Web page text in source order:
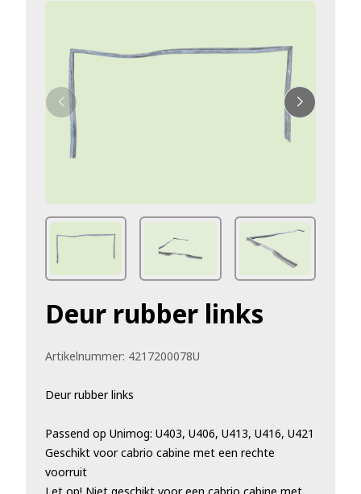
Deur rubber links
Artikelnummer: 4217200078U
Deur rubber links
Passend op Unimog: U403, U406, U413, U416, U421
Geschikt voor cabrio cabine met een rechte
voorruit